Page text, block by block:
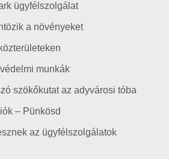
ügyfélszolgálat
a növényeket
munkák
szökőkutat az adyvárosi tóba
– Pünkösd
az ügyfélszolgálatok